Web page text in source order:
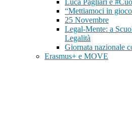
Luca Pagliari e
“Mettiamoci in
25 Novembre
Legal-Mente: a
Legalità
Giornata nazionale
Erasmus+ e MOVE